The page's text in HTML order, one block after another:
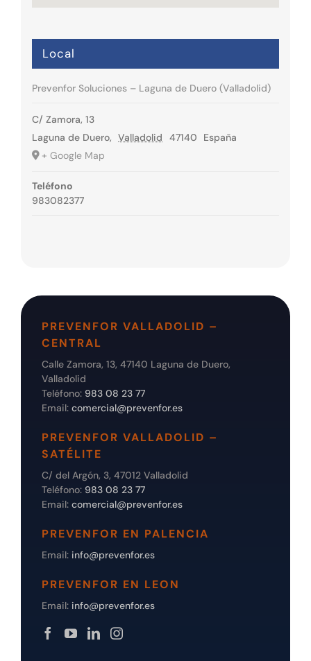
Local
Prevenfor Soluciones – Laguna de Duero (Valladolid)
C/ Zamora, 13
Laguna de Duero, Valladolid 47140
España
+ Google Map
Teléfono
983082377
PREVENFOR VALLADOLID –
CENTRAL
Calle Zamora, 13, 47140 Laguna de Duero,
Valladolid
Teléfono: 983 08 23 77
Email: comercial@prevenfor.es
PREVENFOR VALLADOLID –
SATÉLITE
C/ del Argón, 3, 47012 Valladolid
Teléfono: 983 08 23 77
Email: comercial@prevenfor.es
PREVENFOR EN PALENCIA
Email: info@prevenfor.es
PREVENFOR EN LEON
Email: info@prevenfor.es